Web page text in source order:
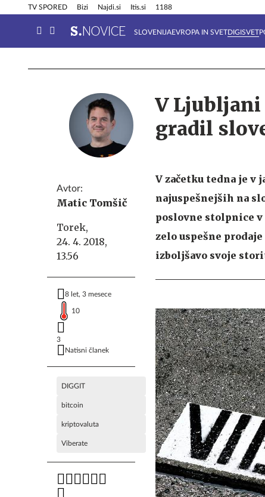
TV SPORED Bizi Najdi.si Itis.si 1188
SLOVENIJAEVROPA IN SVETDIGISVET
Info in obvestila Tehnik
Avtor:
Matic Tomšič
Torek,
24. 4. 2018,
13.56
8 let, 3 mesece
10
3
Natisni članek
DIGGIT
bitcoin
kriptovaluta
Viberate
V Ljubljani
gradil
V začetku tedna je v
najuspešnejših na
poslovne stolpnice
zelo uspešne
izboljšavo svoje